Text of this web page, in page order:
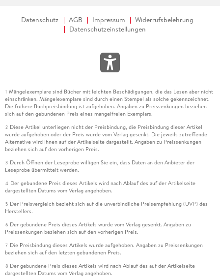
Datenschutz AGB Impressum
Widerrufsbelehrung
Datenschutzeinstellungen
1 Mängelexemplare sind Bücher mit leichten Beschädigungen, die das Lesen aber nicht
einschränken. Mängelexemplare sind durch einen Stempel als solche gekennzeichnet.
Die frühere Buchpreisbindung ist aufgehoben. Angaben zu Preissenkungen beziehen
sich auf den gebundenen Preis eines mangelfreien Exemplars.
2 Diese Artikel unterliegen nicht der Preisbindung, die Preisbindung dieser Artikel
wurde aufgehoben oder der Preis wurde vom Verlag gesenkt. Die jeweils zutreffende
Alternative wird Ihnen auf der Artikelseite dargestellt. Angaben zu Preissenkungen
beziehen sich auf den vorherigen Preis.
3 Durch Öffnen der Leseprobe willigen Sie ein, dass Daten an den Anbieter der
Leseprobe übermittelt werden.
4 Der gebundene Preis dieses Artikels wird nach Ablauf des auf der Artikelseite
dargestellten Datums vom Verlag angehoben.
5 Der Preisvergleich bezieht sich auf die unverbindliche Preisempfehlung (UVP) des
Herstellers.
6 Der gebundene Preis dieses Artikels wurde vom Verlag gesenkt. Angaben zu
Preissenkungen beziehen sich auf den vorherigen Preis.
7 Die Preisbindung dieses Artikels wurde aufgehoben. Angaben zu Preissenkungen
beziehen sich auf den letzten gebundenen Preis.
8 Der gebundene Preis dieses Artikels wird nach Ablauf des auf der Artikelseite
dargestellten Datums vom Verlag angehoben.